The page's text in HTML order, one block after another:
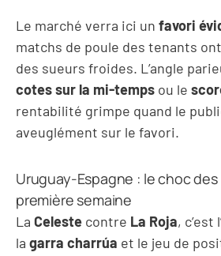
Le marché verra ici un favori
matchs de poule des tenants
des sueurs froides. L’angle
cotes sur la mi-temps ou le
rentabilité grimpe quand le
aveuglément sur le favori.
Uruguay-Espagne : le choc
première semaine
La Celeste contre La Roja,
la garra charrúa et le jeu de